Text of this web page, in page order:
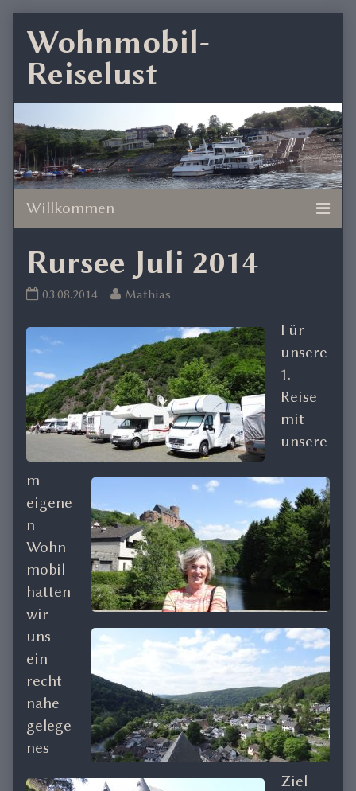
content
Wohnmobil-
Reiselust
Rursee Juli 2014
Rursee
2014
published
03.08.2014
Read
posts
by
the
author
of
Rursee
Juli
2014,
Mathias
Für
unsere
1.
Reise
mit
unsere
m
eigene
n
Wohn
mobil
hatten
wir
uns
ein
recht
nahe
gelege
nes
Ziel